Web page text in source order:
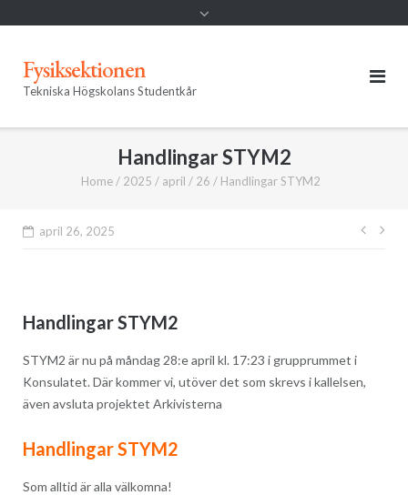
Fysiksektionen
Tekniska Högskolans Studentkår
Handlingar STYM2
Home / 2025 / april / 26 / Handlingar STYM2
april 26, 2025
Handlingar STYM2
STYM2 är nu på måndag 28:e april kl. 17:23 i grupprummet i
Konsulatet. Där kommer vi, utöver det som skrevs i kallelsen,
även avsluta projektet Arkivisterna
Handlingar STYM2
Som alltid är alla välkomna!